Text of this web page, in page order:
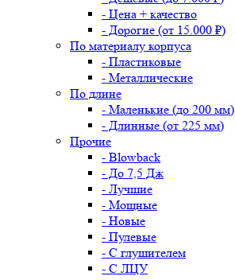
- Цена + качество
- Дорогие (от 15.000 ₽)
По материалу корпуса
- Пластиковые
- Металлические
По длине
- Маленькие (до 200 мм)
- Длинные (от 225 мм)
Прочие
- Blowback
- До 7,5 Дж
- Лучшие
- Мощные
- Новые
- Пулевые
- С глушителем
- С ЛЦУ